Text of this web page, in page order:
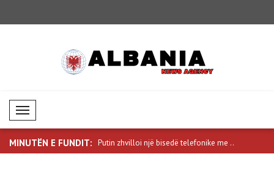
Mobil Menü
MINUTËN E FUNDIT:
arritur rezultate të mira.. Putin zhvilloi një bisedë telefonike me ..